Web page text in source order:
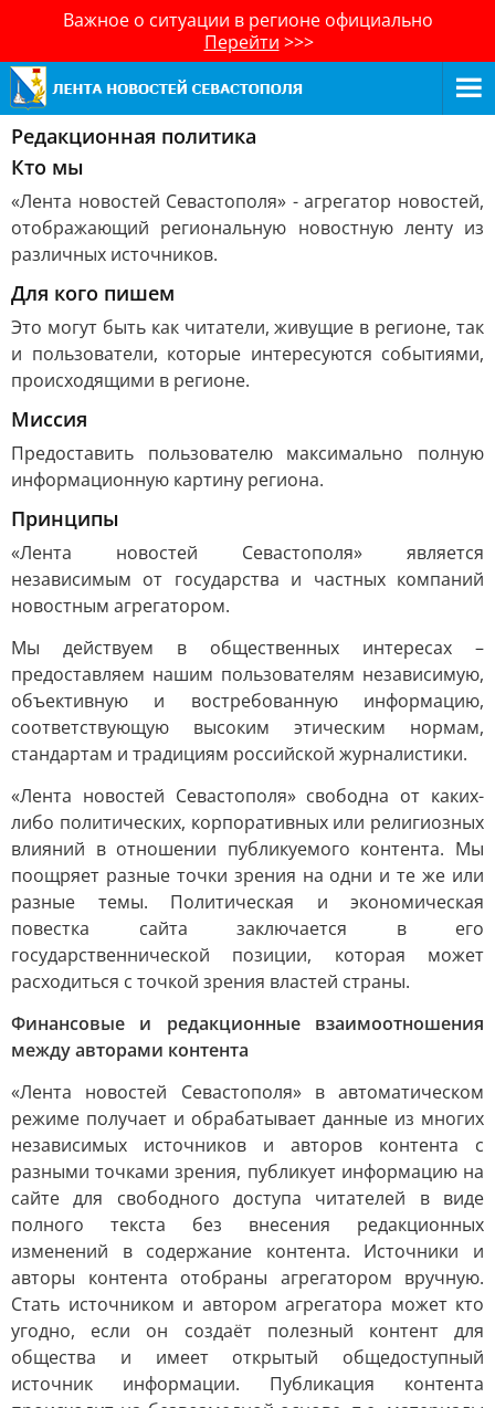
Важное о ситуации в регионе официально
Перейти >>>
Редакционная политика
Кто мы
«Лента новостей Севастополя» - агрегатор новостей,
отображающий региональную новостную ленту из
различных источников.
Для кого пишем
Это могут быть как читатели, живущие в регионе, так
и пользователи, которые интересуются событиями,
происходящими в регионе.
Миссия
Предоставить пользователю максимально полную
информационную картину региона.
Принципы
«Лента новостей Севастополя» является
независимым от государства и частных компаний
новостным агрегатором.
Мы действуем в общественных интересах –
предоставляем нашим пользователям независимую,
объективную и востребованную информацию,
соответствующую высоким этическим нормам,
стандартам и традициям российской журналистики.
«Лента новостей Севастополя» свободна от каких-
либо политических, корпоративных или религиозных
влияний в отношении публикуемого контента. Мы
поощряет разные точки зрения на одни и те же или
разные темы. Политическая и экономическая
повестка сайта заключается в его
государственнической позиции, которая может
расходиться с точкой зрения властей страны.
Финансовые и редакционные взаимоотношения
между авторами контента
«Лента новостей Севастополя» в автоматическом
режиме получает и обрабатывает данные из многих
независимых источников и авторов контента с
разными точками зрения, публикует информацию на
сайте для свободного доступа читателей в виде
полного текста без внесения редакционных
изменений в содержание контента. Источники и
авторы контента отобраны агрегатором вручную.
Стать источником и автором агрегатора может кто
угодно, если он создаёт полезный контент для
общества и имеет открытый общедоступный
источник информации. Публикация контента